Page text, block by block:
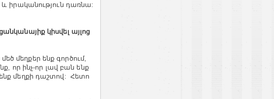
և իրականություն դառնա:
կիսվել այլոց
մեղքեր ենք գործում,
որ ինչ-որ լավ բան ենք
մեղքի դաշտով: Հետո